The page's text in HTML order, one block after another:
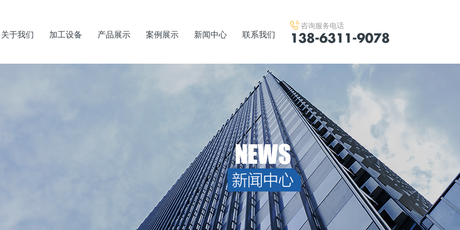
关于我们 加工设备 产品展示 案例展示 新闻中心 联系我们
咨询服务电话
138-6311-9078